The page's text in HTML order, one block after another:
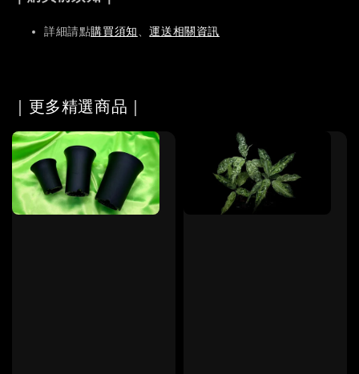
詳細請點購買須知、運送相關資訊
｜更多精選商品｜